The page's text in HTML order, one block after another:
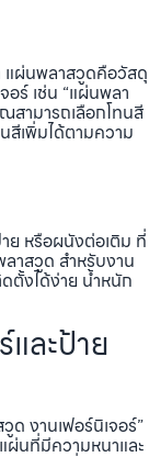
แผ่นพลาสวูดคือวัสดุ
อร์ เช่น “แผ่นพลา
สามารถเลือกโทนสี
สีเพิ่มได้ตามความ
ย หรือผนังต่อเติม ที่
าสวูด สำหรับงาน
ตั้งได้ง่าย น้ำหนัก
และป้าย
งานเฟอร์นิเจอร์”
ผ่นที่มีความหนาและ